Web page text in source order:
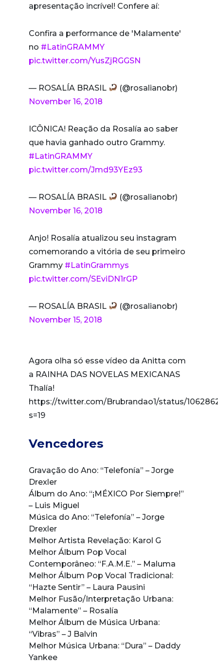
apresentação incrível! Confere aí:
Confira a performance de 'Malamente'
no #LatinGRAMMY
pic.twitter.com/YusZjRGGSN
— ROSALÍA BRASIL
(@rosalianobr)
November 16, 2018
ICÔNICA! Reação da Rosalía ao saber
que havia ganhado outro Grammy.
#LatinGRAMMY
pic.twitter.com/Jmd93YEz93
— ROSALÍA BRASIL
(@rosalianobr)
November 16, 2018
Anjo! Rosalía atualizou seu instagram
comemorando a vitória de seu primeiro
Grammy #LatinGrammys
pic.twitter.com/SEviDN1rGP
— ROSALÍA BRASIL
(@rosalianobr)
November 15, 2018
Agora olha só esse vídeo da Anitta com
a RAINHA DAS NOVELAS MEXICANAS
Thalía!
https://twitter.com/Brubrandao1/status/
s=19
Vencedores
Gravação do Ano: “Telefonía” – Jorge
Drexler
Álbum do Ano: “¡MÉXICO Por Siempre!”
– Luis Miguel
Música do Ano: “Telefonía” – Jorge
Drexler
Melhor Artista Revelação: Karol G
Melhor Álbum Pop Vocal
Contemporâneo: “F.A.M.E.” – Maluma
Melhor Álbum Pop Vocal Tradicional:
“Hazte Sentir” – Laura Pausini
Melhor Fusão/Interpretação Urbana:
“Malamente” – Rosalía
Melhor Álbum de Música Urbana:
“Vibras” – J Balvin
Melhor Música Urbana: “Dura” – Daddy
Yankee